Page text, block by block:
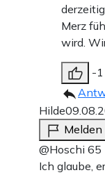
Merz
wird.
-1
Hilde
Melden
@Hoschi 65
Ich glaube,